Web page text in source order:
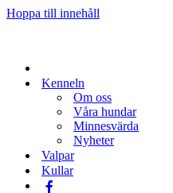
Hoppa till innehåll
Kenneln
Om oss
Våra hundar
Minnesvärda
Nyheter
Valpar
Kullar